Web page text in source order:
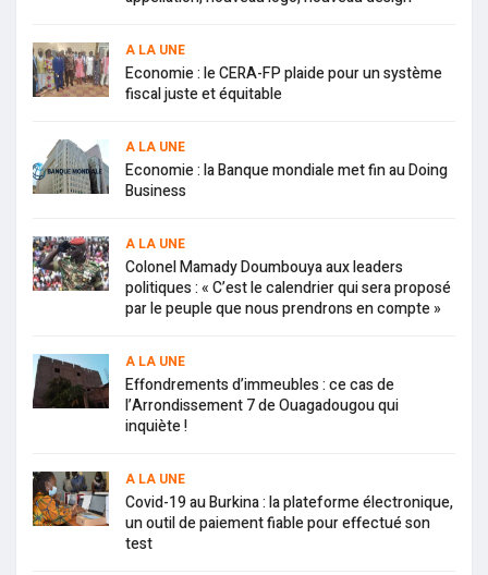
A LA UNE
Economie : le CERA-FP plaide pour un système
fiscal juste et équitable
A LA UNE
Economie : la Banque mondiale met fin au Doing
Business
A LA UNE
Colonel Mamady Doumbouya aux leaders
politiques : « C’est le calendrier qui sera proposé
par le peuple que nous prendrons en compte »
A LA UNE
Effondrements d’immeubles : ce cas de
l’Arrondissement 7 de Ouagadougou qui
inquiète !
A LA UNE
Covid-19 au Burkina : la plateforme électronique,
un outil de paiement fiable pour effectué son
test